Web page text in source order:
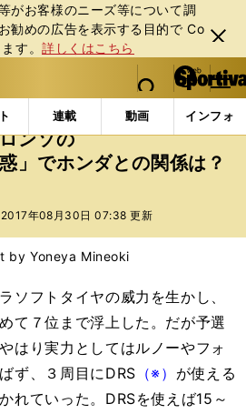
がお客様のニーズ等について調
勧めの広告を表⽰する⽬的で Co
す。詳しくはこちら
閉じ
る
web Sportiva (webスポルティーバ)
検索
マイペ
ー
ジ
メニュ
連載 動画 インフォ
モーター F1 心が折れたか
ンソの
」でホンダとの関係は？
2017年08月30日 07:38 更新
by Yoneya Mineoki
ソフトタイヤの威力を生かし、
て７位まで浮上した。だが予選
はり実力としてはルノーやフォ
ず、３周目にDRS （※） が使える
れていった。DRSを使えば15～